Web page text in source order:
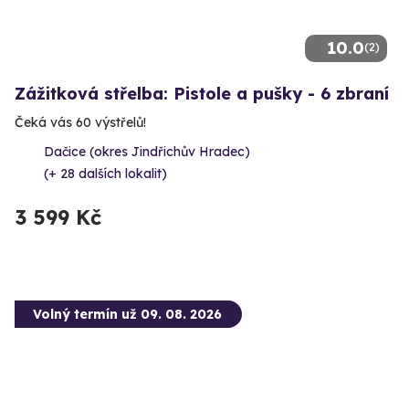
10.0(2)
Zážitková střelba: Pistole a pušky - 6 zbraní
Čeká vás 60 výstřelů!
Dačice (okres Jindřichův Hradec)
(+ 28 dalších lokalit)
3 599 Kč
Volný termín už 09. 08. 2026